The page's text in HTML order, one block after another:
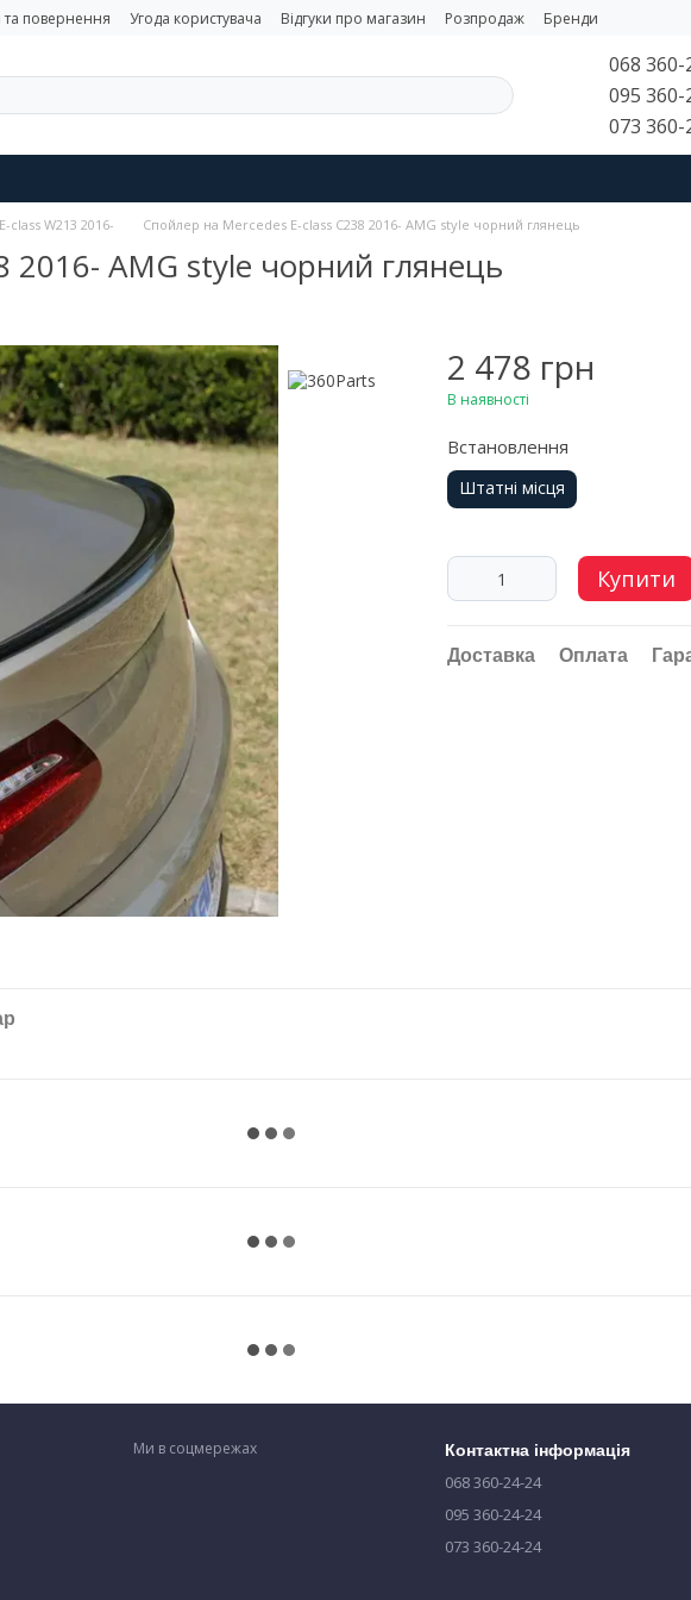
повернення Угода користувача Відгуки про магазин Розпродаж Бренди
068 360-
095 360-
073 360-
class W213 2016- Спойлер на Mercedes E-class C238 2016- AMG style чорний глянець
2016- AMG style чорний глянець
2 478 грн
В наявності
Встановлення
Штатні місця
Купити
Доставка Оплата
Ми в соцмережах Контактна інформація
068 360-24-24
095 360-24-24
073 360-24-24